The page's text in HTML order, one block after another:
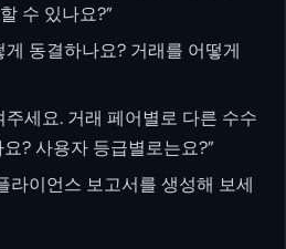
수 있나요?”
동결하나요? 거래를 어떻게
세요. 거래 페어별로 다른 수수
? 사용자 등급별로는요?”
라이언스 보고서를 생성해 보세